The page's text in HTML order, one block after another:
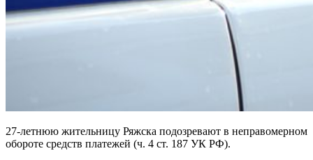
27-летнюю жительницу Ряжска подозревают в неправомерном
обороте средств платежей (ч. 4 ст. 187 УК РФ).